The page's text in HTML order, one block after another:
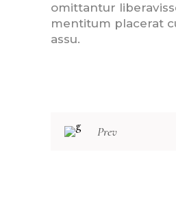
omittantur
mentitum placerat
assu.
Prev